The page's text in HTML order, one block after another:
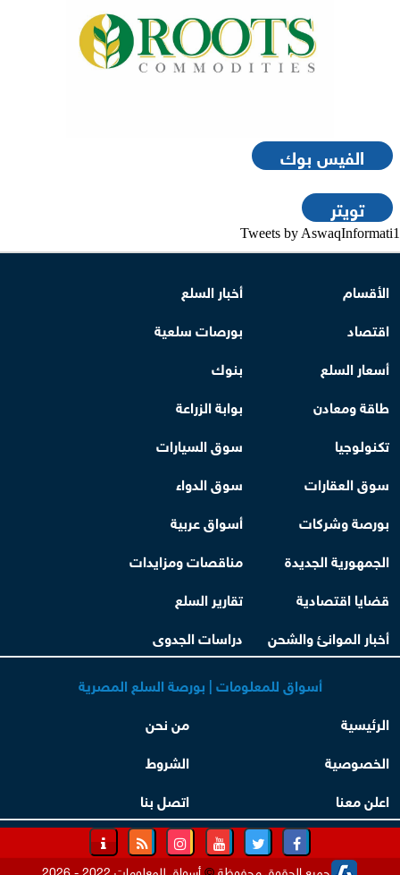
الفيس بوك
تويتر
Tweets by AswaqInformati1
الأقسام
أخبار السلع
اقتصاد
بورصات سلعية
أسعار السلع
بنوك
طاقة ومعادن
بوابة الزراعة
تكنولوجيا
سوق السيارات
سوق العقارات
سوق الدواء
بورصة وشركات
أسواق عربية
الجمهورية الجديدة
مناقصات ومزايدات
قضايا اقتصادية
تقارير السلع
أخبار الموانئ والشحن
دراسات الجدوى
أسواق للمعلومات | بورصة السلع المصرية
الرئيسية
من نحن
الخصوصية
الشروط
اعلن معنا
اتصل بنا
جميع الحقوق محفوظة©أسواق للمعلومات 2022 - 2026